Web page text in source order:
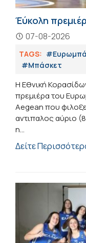
Έύκολη
07-08-2026
TAGS:
#Μπάσκετ
H Εθνική
πρεμιέρα του
Aegean που
αντιπαλος αύριο
η...
Δείτε